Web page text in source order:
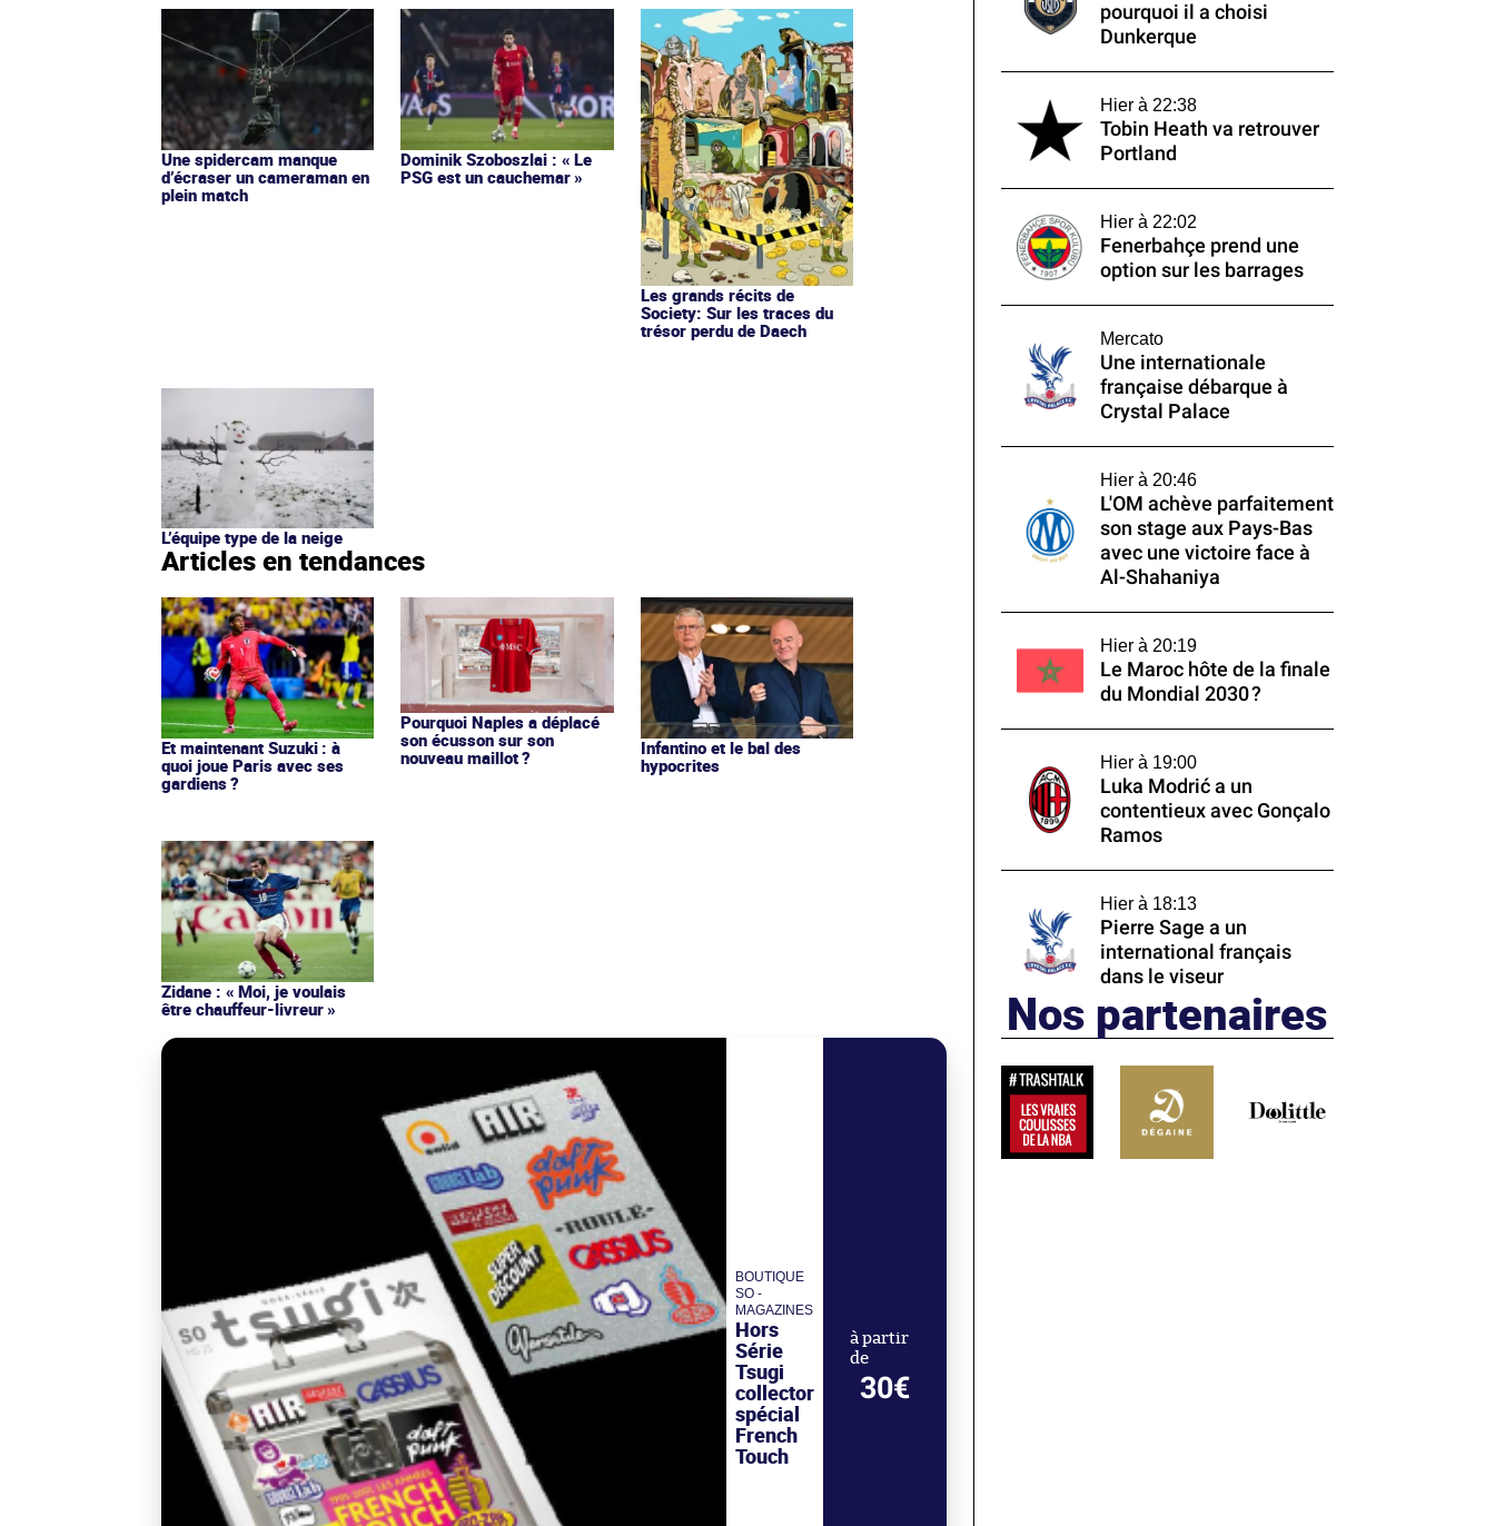
Une spidercam manque
d’écraser un cameraman en
plein match
Dominik Szoboszlai : « Le
PSG est un cauchemar »
Les grands récits de
Society: Sur les traces du
trésor perdu de Daech
L’équipe type de la neige
Articles en tendances
Et maintenant Suzuki : à
quoi joue Paris avec ses
gardiens ?
Pourquoi Naples a déplacé
son écusson sur son
nouveau maillot ?
Infantino et le bal des
hypocrites
Zidane : « Moi, je voulais
être chauffeur-livreur »
BOUTIQUE
SO -
MAGAZINES
Hors
Série
Tsugi
collector
spécial
French
Touch
à partir
de
30€
pourquoi il a choisi
Dunkerque
Hier à 22:38
Tobin Heath va retrouver
Portland
Hier à 22:02
Fenerbahçe prend une
option sur les barrages
Mercato
Une internationale
française débarque à
Crystal Palace
Hier à 20:46
L'OM achève parfaitement
son stage aux Pays-Bas
avec une victoire face à
Al-Shahaniya
Hier à 20:19
Le Maroc hôte de la finale
du Mondial 2030 ?
Hier à 19:00
Luka Modrić a un
contentieux avec Gonçalo
Ramos
Hier à 18:13
Pierre Sage a un
international français
dans le viseur
Nos partenaires